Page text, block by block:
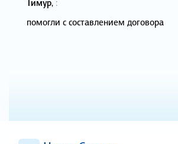
помогли с составлением договора